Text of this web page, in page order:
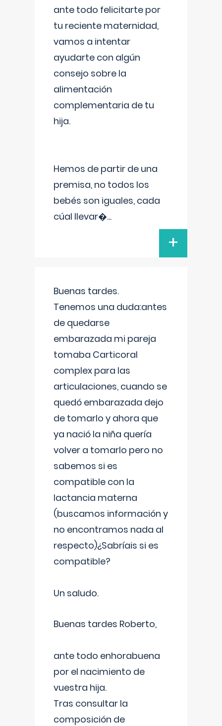
ante todo felicitarte por
tu reciente maternidad,
vamos a intentar
ayudarte con algún
consejo sobre la
alimentación
complementaria de tu
hija.
Hemos de partir de una
premisa, no todos los
bebés son iguales, cada
cúal llevar�...
+
Buenas tardes.
Tenemos una duda:antes
de quedarse
embarazada mi pareja
tomaba Carticoral
complex para las
articulaciones, cuando se
quedó embarazada dejo
de tomarlo y ahora que
ya nació la niña quería
volver a tomarlo pero no
sabemos si es
compatible con la
lactancia materna
(buscamos información y
no encontramos nada al
respecto)¿Sabríais si es
compatible?
Un saludo.
Buenas tardes Roberto,
ante todo enhorabuena
por el nacimiento de
vuestra hija.
Tras consultar la
composición de